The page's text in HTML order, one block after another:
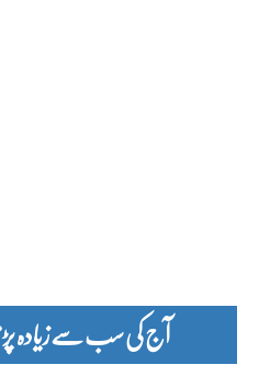
آج کی سب سے زیادہ